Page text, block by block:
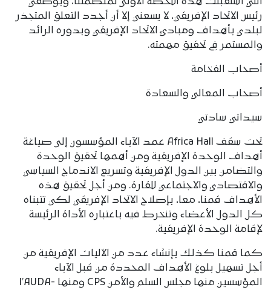
رئيس الاتحاد الإفريقي، لا يسعني إلا أن أجدد التعلق المتجذر
لبلدي بأهداف ومبادئ الاتحاد الإفريقي وبدوره الرائد
والمستمر في تحقيق مهمته.
أصحاب الفخامة
أصحاب المعالي والسعادة
سيداتي سادتي
تحت سقف Africa Hall عمد الآباء المؤسسون إلى صياغة
أهداف الوحدة الإفريقية ومن أهمها تحقيق الوحدة
والتضامن بين الدول الإفريقية وتسريع الاندماج السياسي
والاقتصادي والاجتماعي للقارة. ومن أجل تحقيق هذه
الأهداف قمنا، معا، بإصلاح الاتحاد الإفريقي لكي تتبناه
كل الدول الأعضاء وتنخرط فيه باعتباره الأداة الرئيسة
لإقامة الوحدة الإفريقية.
كما قمنا كذلك بإنشاء عدد من الآليات الإفريقية من
أجل تسهيل بلوغ الأهداف المحددة من قبل الآباء
المؤسسين منها مجلس السلم والأمن CPS ومنها l’AUDA-